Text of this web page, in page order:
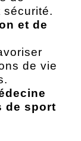
sécurité.
et de
de vie
de sport